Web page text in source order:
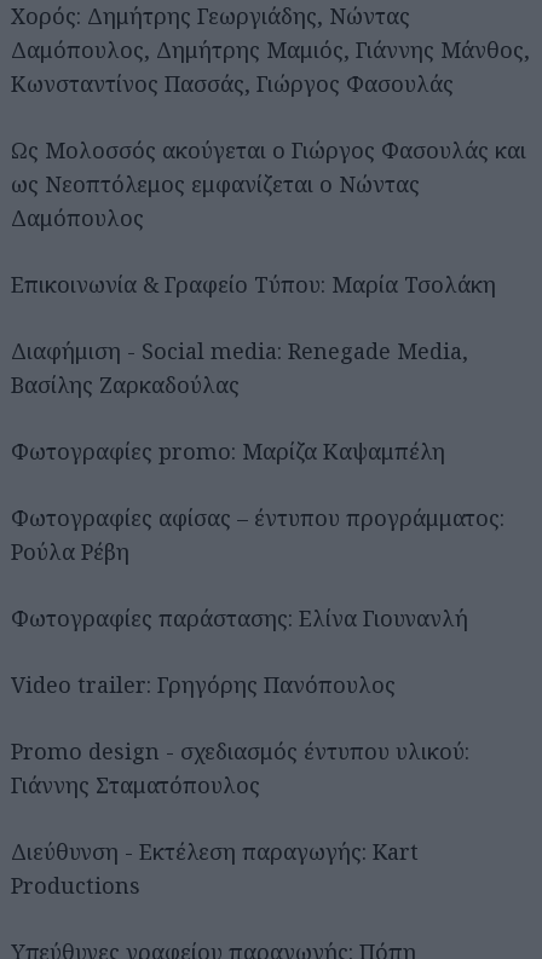
Χορός: Δημήτρης Γεωργιάδης, Νώντας
Δαμόπουλος, Δημήτρης Μαμιός, Γιάννης Μάνθος,
Κωνσταντίνος Πασσάς, Γιώργος Φασουλάς
Ως Μολοσσός ακούγεται ο Γιώργος Φασουλάς και
ως Νεοπτόλεμος εμφανίζεται ο Νώντας
Δαμόπουλος
Επικοινωνία & Γραφείο Τύπου: Μαρία Τσολάκη
Διαφήμιση - Social media: Renegade Media,
Βασίλης Ζαρκαδούλας
Φωτογραφίες promo: Μαρίζα Καψαμπέλη
Φωτογραφίες αφίσας – έντυπου προγράμματος:
Ρούλα Ρέβη
Φωτογραφίες παράστασης: Ελίνα Γιουνανλή
Video trailer: Γρηγόρης Πανόπουλος
Promo design - σχεδιασμός έντυπου υλικού:
Γιάννης Σταματόπουλος
Διεύθυνση - Εκτέλεση παραγωγής: Kart
Productions
Υπεύθυνες γραφείου παραγωγής: Πόπη